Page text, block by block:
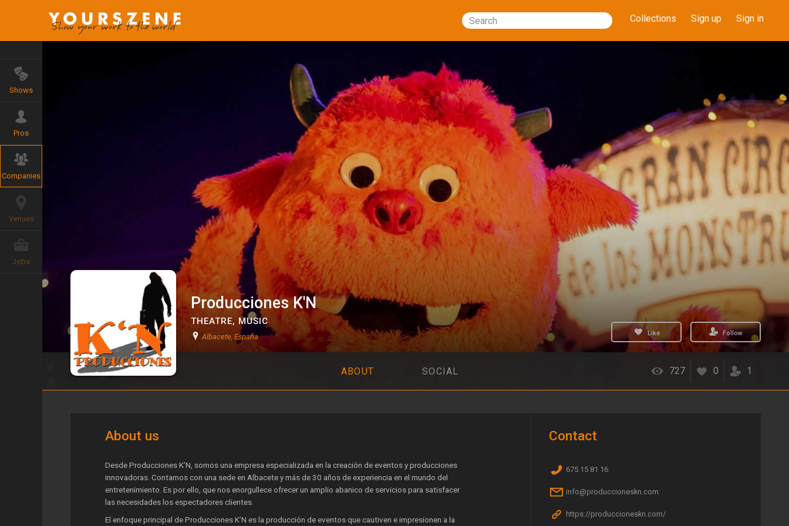
Search Collections Sign up Sign in
Shows
Pros
Companies
Venues
Jobs
Producciones K'N
THEATRE, MUSIC
Albacete, España Like Follow
ABOUT SOCIAL 727 0 1
About us
Desde Producciones K’N, somos una empresa especializada en la creación de eventos y producciones
innovadoras. Contamos con una sede en Albacete y más de 30 años de experiencia en el mundo del
entretenimiento. Es por ello, que nos enorgullece ofrecer un amplio abanico de servicios para satisfacer
las necesidades los espectadores clientes.
El enfoque principal de Producciones K’N es la producción de eventos que cautiven e impresionen a la
Contact
675 15 81 16
info@produccioneskn.com
https://produccioneskn.com/